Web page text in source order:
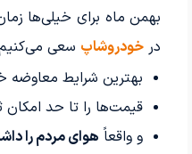
بهمن ماه برای خیلی‌ها
در خودروشاپ سعی
بهترین شرایط معاوضه
قیمت‌ها را تا حد امکان
و واقعاً هوای مردم را